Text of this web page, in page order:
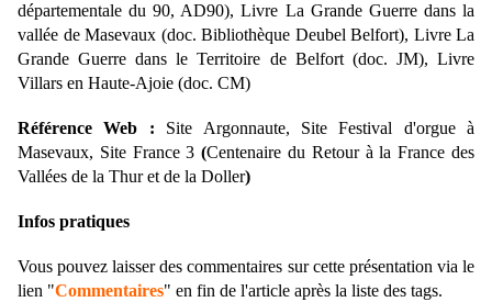
départementale du 90, AD90), Livre La Grande Guerre dans la
vallée de Masevaux (doc. Bibliothèque Deubel Belfort), Livre La
Grande Guerre dans le Territoire de Belfort (doc. JM), Livre
Villars en Haute-Ajoie (doc. CM)
Référence Web : Site Argonnaute, Site Festival d'orgue à
Masevaux, Site France 3 (Centenaire du Retour à la Francedes
Vallées de la Thur et de la Doller)
Infos pratiques
Vous pouvez laisser des commentaires sur cette présentation via le
lien "Commentaires" en fin de l'article après la liste des tags.